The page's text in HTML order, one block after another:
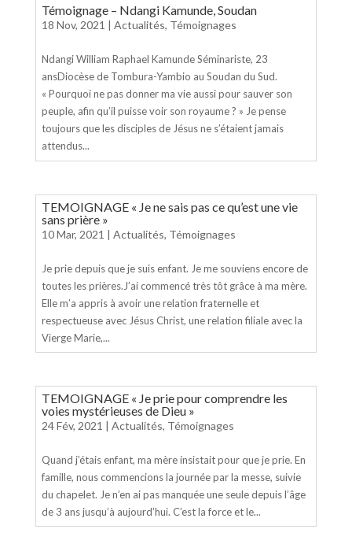
Témoignage – Ndangi Kamunde, Soudan
18 Nov, 2021 Actualités, Témoignages
Ndangi William Raphael Kamunde Séminariste, 23
ansDiocèse de Tombura-Yambio au Soudan du Sud.
« Pourquoi ne pas donner ma vie aussi pour sauver son
peuple, afin qu’il puisse voir son royaume ? » Je pense
toujours que les disciples de Jésus ne s’étaient jamais
attendus...
TEMOIGNAGE « Je ne sais pas ce qu’est une vie
sans prière »
10 Mar, 2021 | Actualités, Témoignages
Je prie depuis que je suis enfant. Je me souviens encore de
toutes les prières.J’ai commencé très tôt grâce à ma mère.
Elle m’a appris à avoir une relation fraternelle et
respectueuse avec Jésus Christ, une relation filiale avec la
Vierge Marie,...
TEMOIGNAGE « Je prie pour comprendre les
voies mystérieuses de Dieu »
24 Fév, 2021 | Actualités, Témoignages
Quand j’étais enfant, ma mère insistait pour que je prie. En
famille, nous commencions la journée par la messe, suivie
du chapelet. Je n’en ai pas manquée une seule depuis l’âge
de 3 ans jusqu’à aujourd’hui. C’est la force et le...